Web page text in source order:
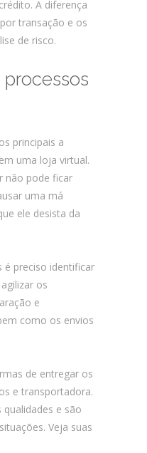
A diferença
transação e os
de risco.
principais a
uma loja virtual.
não pode ficar
uma má
ele desista da
é preciso identificar
os
e
como os envios
de entregar os
e transportadora.
qualidades e são
Veja suas